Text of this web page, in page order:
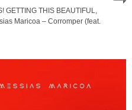
GETTING THIS BEAUTIFUL,
Maricoa – Corromper (feat.